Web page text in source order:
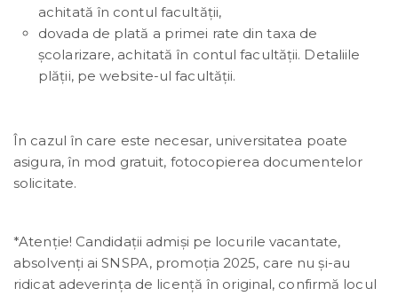
achitată în contul facultății,
dovada de plată a primei rate din taxa de
școlarizare, achitată în contul facultății. Detaliile
plății, pe website-ul facultății.
În cazul în care este necesar, universitatea poate
asigura, în mod gratuit, fotocopierea documentelor
solicitate.
*Atenție! Candidații admiși pe locurile vacantate,
absolvenți ai SNSPA, promoția 2025, care nu și-au
ridicat adeverința de licență în original, confirmă locul